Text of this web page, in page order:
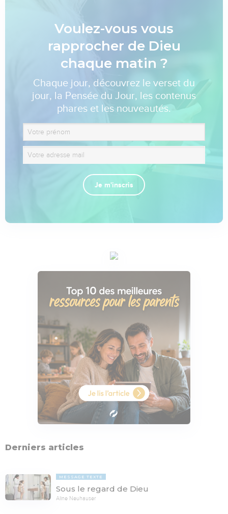
Voulez-vous vous
rapprocher de Dieu
chaque matin ?
Chaque jour, découvrez le verset du
jour, la Pensée du Jour, les contenus
phares et les nouveautés.
Je m'inscris
Derniers articles
MESSAGE TEXTE
Sous le regard de Dieu
Aline Neuhauser